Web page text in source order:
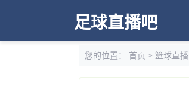
足球直播吧
您的位置： 首页 > 篮球直播